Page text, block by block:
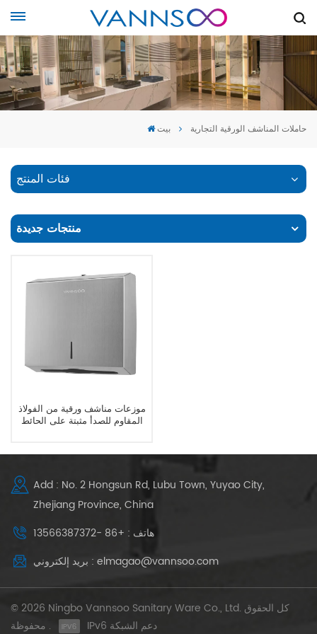
بيت حاملات المناشف الورقية التجارية
فئات المنتج
منتجات جديدة
موزعات مناشف ورقية من الفولاذ
المقاوم للصدأ مثبتة على الحائط
Add : No. 2 Hongsun Rd, Lubu Town, Yuyao City,
Zhejiang Province, China
هاتف : +86 -13566387372
بريد إلكتروني : elmagao@vannsoo.com
© 2026 Ningbo Vannsoo Sanitary Ware Co., Ltd. كل الحقوق
محفوظة .
IPv6 دعم الشبكة